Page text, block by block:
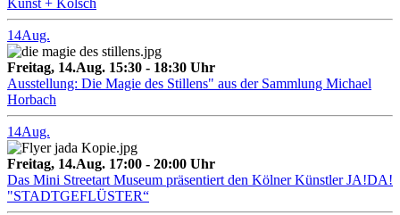
14Aug.
Freitag, 14.Aug. 15:30 - 18:30 Uhr
Ausstellung: Die Magie des Stillens" aus der Sammlung Michael
Horbach
14Aug.
Freitag, 14.Aug. 17:00 - 20:00 Uhr
Das Mini Streetart Museum präsentiert den Kölner Künstler JA!DA!
"STADTGEFLÜSTER“